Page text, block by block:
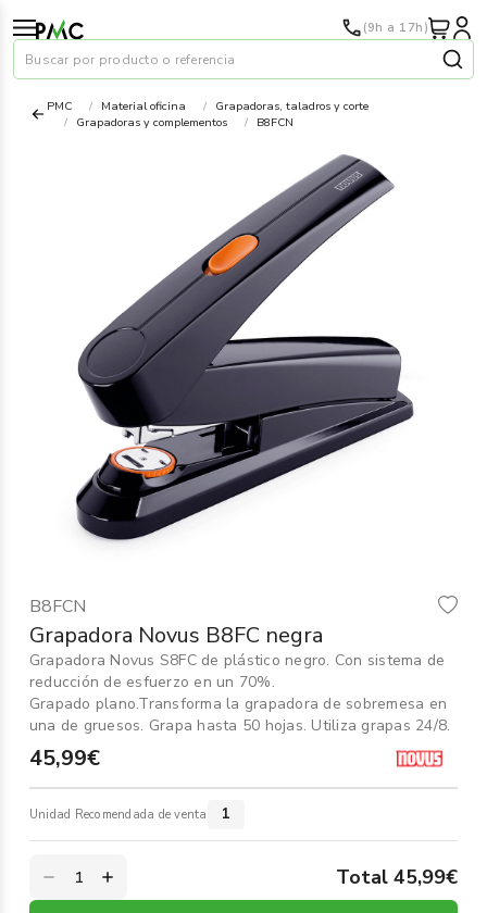
›
Material oficina
Audiovisuales ›
Tinta y tóner
Impresoras ›
Informática
Servicios generales
Seguridad ›
Material Escolar ›
(9h a 17h)
Buscar por producto o referencia
PMC Material oficina
Grapadoras, taladros y corte
Grapadoras y complementos
B8FCN
B8FCN
Grapadora Novus B8FC negra
Grapadora Novus S8FC de plástico negro. Con sistema de
reducción de esfuerzo en un 70%.
Grapado plano.Transforma la grapadora de sobremesa en
una de gruesos. Grapa hasta 50 hojas. Utiliza grapas 24/8.
45,99€
Unidad Recomendada de venta 1
Total 45,99€